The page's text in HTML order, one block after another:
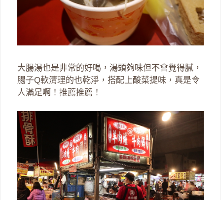
大腸湯也是非常的好喝，湯頭夠味但不會覺得膩，
腸子Q軟清理的也乾淨，搭配上酸菜提味，真是令
人滿足啊！推薦推薦！